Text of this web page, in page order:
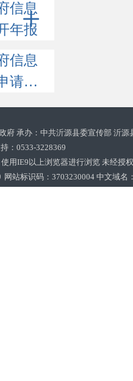
信息
年报
信息
公开
府 承办：中共沂源县委宣传部 沂
：0533-3228369‌‌
用IE9以上浏览器进行浏览 未经授
网站标识码：3703230004 中文域名